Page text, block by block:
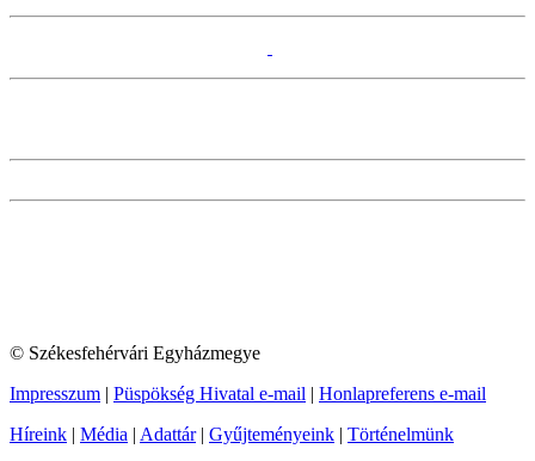
© Székesfehérvári Egyházmegye
Impresszum | Püspökség Hivatal e-mail | Honlapreferens e-mail
Híreink | Média | Adattár| Gyűjteményeink | Történelmünk